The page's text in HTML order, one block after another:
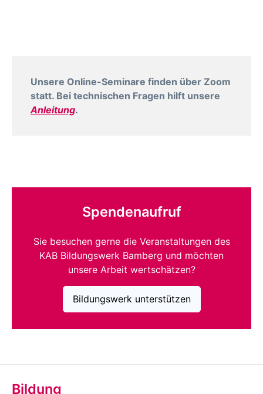
Unsere Online-Seminare finden über Zoom
statt. Bei technischen Fragen hilft unsere
Anleitung.
Spendenaufruf
Sie besuchen gerne die Veranstaltungen des
KAB Bildungswerk Bamberg und möchten
unsere Arbeit wertschätzen?
Bildungswerk unterstützen
Bildung